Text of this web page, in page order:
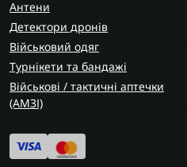
Антени
Детектори дронів
Військовий одяг
Турнікети та бандажі
Військові / тактичні аптечки
(AMЗІ)